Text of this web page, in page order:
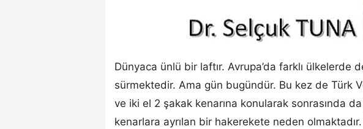
Dünyaca ünlü bir laftır. Avrupa’da farklı ülkelerde
sürmektedir. Ama gün bugündür. Bu kez de Türk
ve iki el 2 şakak kenarına konularak sonrasında da
kenarlara ayrılan bir hakerekete neden olmaktadır.